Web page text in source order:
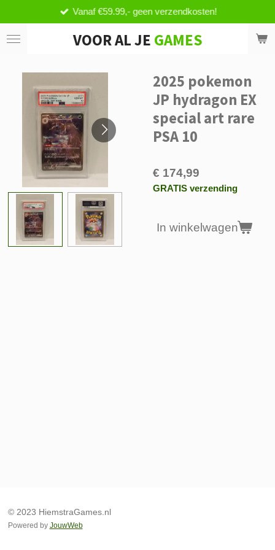
direct
naar
VOOR AL JE GAMES
Vanaf €59.99,- geen verzendkosten!
2025 pokemon
JP hydragon EX
special art rare
PSA 10
€ 174,99
GRATIS verzending
In winkelwagen
© 2023 HiemstraGames.nl
Powered by JouwWeb